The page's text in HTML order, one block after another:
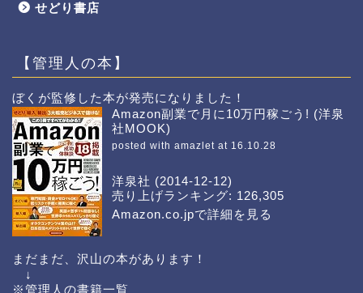
せどり書店
【管理人の本】
ぼくが監修した本が発売になりました！
Amazon副業で月に10万円稼ごう! (洋泉
社MOOK)
posted with amazlet at 16.10.28
洋泉社 (2014-12-12)
売り上げランキング: 126,305
Amazon.co.jpで詳細を見る
まだまだ、沢山の本があります！
↓
※管理人の書籍一覧